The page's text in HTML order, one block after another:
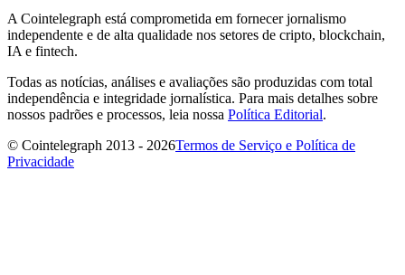
A Cointelegraph está comprometida em fornecer jornalismo
independente e de alta qualidade nos setores de cripto, blockchain,
IA e fintech.
Todas as notícias, análises e avaliações são produzidas com total
independência e integridade jornalística. Para mais detalhes sobre
nossos padrões e processos, leia nossa Política Editorial.
© Cointelegraph 2013 - 2026Termos de Serviço e Política de
Privacidade